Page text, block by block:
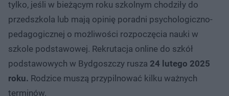
tylko, jeśli w bieżącym roku szkolnym chodziły do
przedszkola lub mają opinię poradni psychologiczno-
pedagogicznej o możliwości rozpoczęcia nauki w
szkole podstawowej. Rekrutacja online do szkół
podstawowych w Bydgoszczy rusza 24 lutego 2025
roku. Rodzice muszą przypilnować kilku ważnych
terminów.